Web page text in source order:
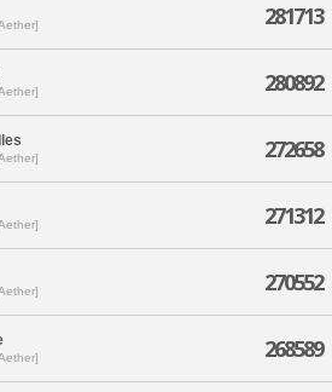
281713
280892
272658
271312
270552
268589